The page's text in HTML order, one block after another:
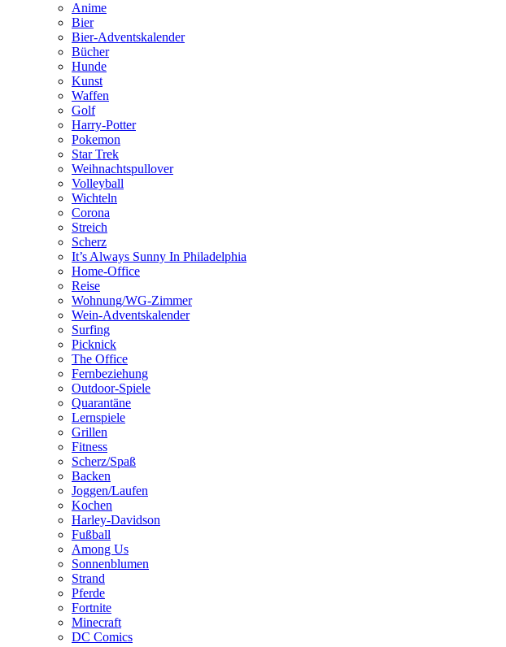
Anime
Bier
Bier-Adventskalender
Bücher
Hunde
Kunst
Waffen
Golf
Harry-Potter
Pokemon
Star Trek
Weihnachtspullover
Volleyball
Wichteln
Corona
Streich
Scherz
It’s Always Sunny In Philadelphia
Home-Office
Reise
Wohnung/WG-Zimmer
Wein-Adventskalender
Surfing
Picknick
The Office
Fernbeziehung
Outdoor-Spiele
Quarantäne
Lernspiele
Grillen
Fitness
Scherz/Spaß
Backen
Joggen/Laufen
Kochen
Harley-Davidson
Fußball
Among Us
Sonnenblumen
Strand
Pferde
Fortnite
Minecraft
DC Comics